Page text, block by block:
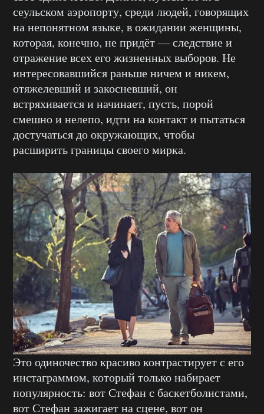
сеульском аэропорту, среди людей, говорящих
на непонятном языке, в ожидании женщины,
которая, конечно, не придёт — следствие и
отражение всех его жизненных выборов. Не
интересовавшийся раньше ничем и никем,
отяжелевший и закосневший, он
встряхивается и начинает, пусть, порой
смешно и нелепо, идти на контакт и пытаться
достучаться до окружающих, чтобы
расширить границы своего мирка.
Это одиночество красиво контрастирует с его
инстаграммом, который только набирает
популярность: вот Стефан с баскетболистами,
вот Стефан зажигает на сцене, вот он